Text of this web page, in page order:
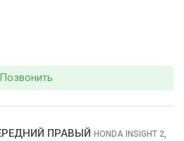
Позвонить
ПРАВЫЙ HONDA INSIGHT 2,